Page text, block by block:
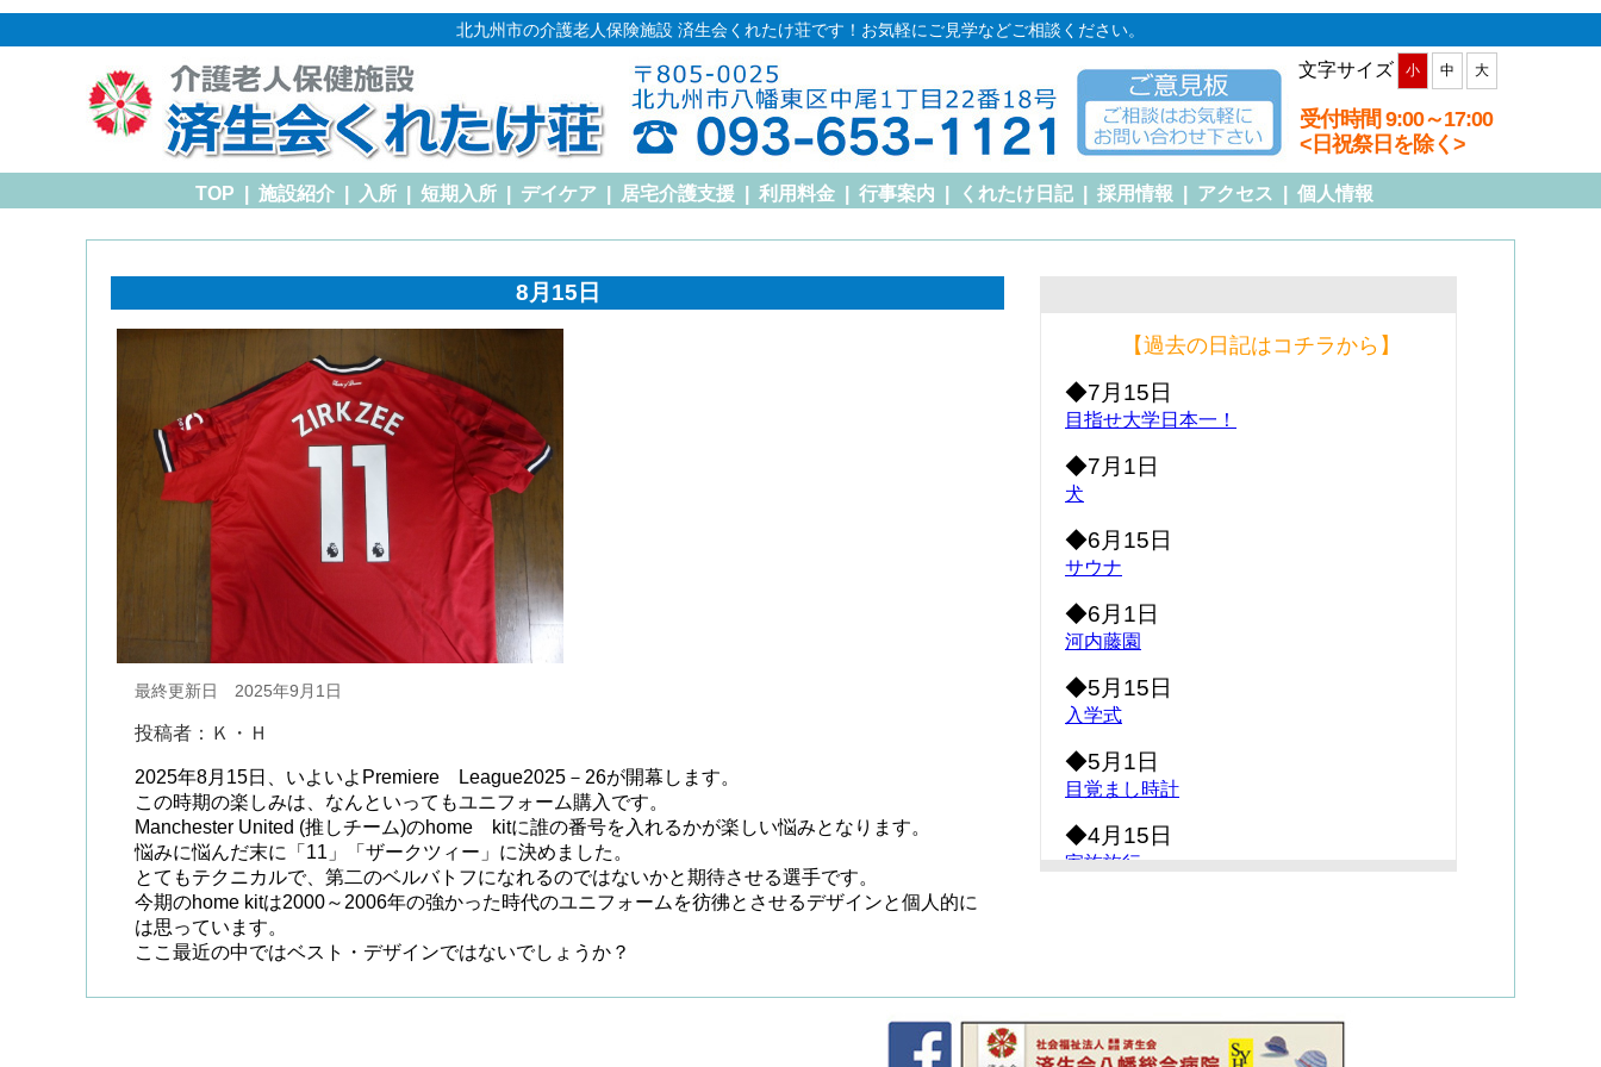
北九州市の介護老人保険施設 済生会くれたけ荘です！お気軽にご見学などご相談ください。
文字サイズ 小 中 大
受付時間 9:00～17:00
<日祝祭日を除く>
TOP 施設紹介 入所 短期入所 デイケア 居宅介護支援 利用料金 行事案内 くれたけ日記 採用情報 アクセス 個人情報
8月15日
最終更新日 2025年9月1日
投稿者：Ｋ・Ｈ
2025年8月15日、いよいよPremiere League2025－26が開幕します。
この時期の楽しみは、なんといってもユニフォーム購入です。
Manchester United (推しチーム)のhome kitに誰の番号を入れるかが楽しい悩みとなります。
悩みに悩んだ末に「11」「ザークツィー」に決めました。
とてもテクニカルで、第二のベルバトフになれるのではないかと期待させる選手です。
今期のhome kitは2000～2006年の強かった時代のユニフォームを彷彿とさせるデザインと個人的に
は思っています。
ここ最近の中ではベスト・デザインではないでしょうか？
【過去の日記はコチラから】
◆7月15日
目指せ大学日本一！
◆7月1日
犬
◆6月15日
サウナ
◆6月1日
河内藤園
◆5月15日
入学式
◆5月1日
目覚まし時計
◆4月15日
家族旅行
◆3月1日